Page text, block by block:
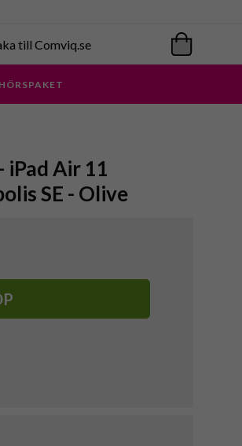
till Comviq.se
iPad Air 11
SE - Olive